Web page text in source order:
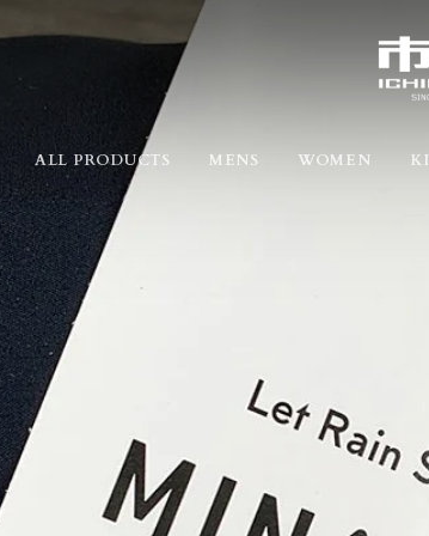
ALL PRODUCTS MENS WOMEN